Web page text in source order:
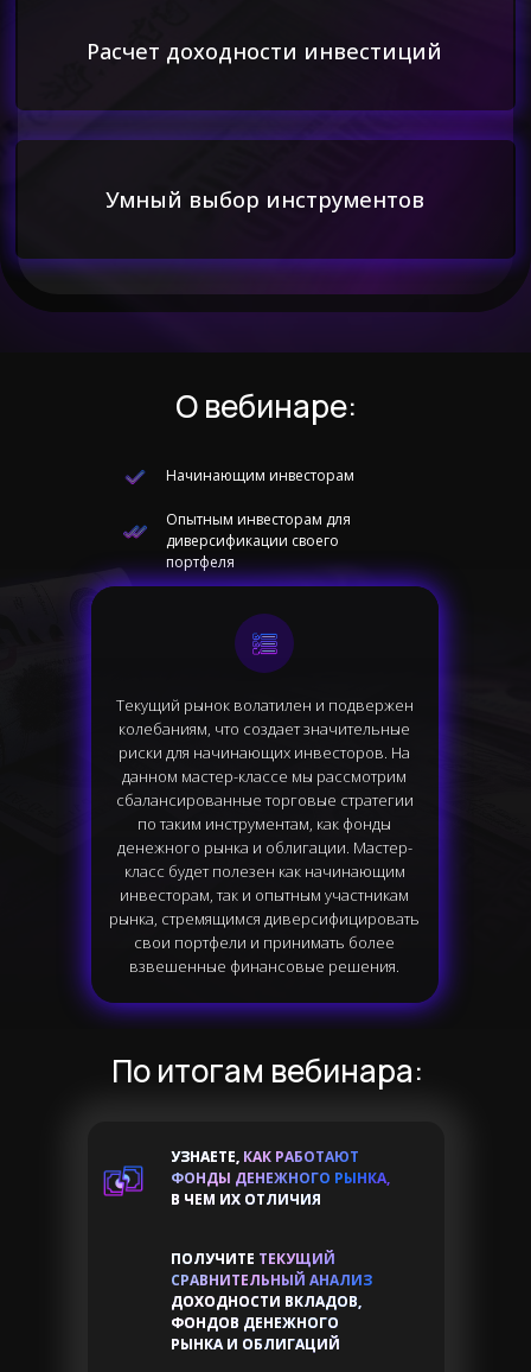
Начинающим инвесторам
О вебинаре:
Опытным инвесторам для
диверсификации своего
портфеля
Текущий рынок волатилен и подвержен
колебаниям, что создает значительные
риски для начинающих инвесторов. На
данном мастер-классе мы рассмотрим
сбалансированные торговые стратегии
по таким инструментам, как фонды
денежного рынка и облигации. Мастер-
класс будет полезен как начинающим
инвесторам, так и опытным участникам
рынка, стремящимся диверсифицировать
свои портфели и принимать более
взвешенные финансовые решения.
По итогам вебинара:
УЗНАЕТЕ, КАК РАБОТАЮТ
ФОНДЫ ДЕНЕЖНОГО РЫНКА,
В ЧЕМ ИХ ОТЛИЧИЯ
ПОЛУЧИТЕ ТЕКУЩИЙ
СРАВНИТЕЛЬНЫЙ АНАЛИЗ
ДОХОДНОСТИ ВКЛАДОВ,
ФОНДОВ ДЕНЕЖНОГО
РЫНКА И ОБЛИГАЦИЙ
Практикующий эксперт